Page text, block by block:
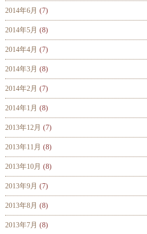
2014年6月 (7)
2014年5月 (8)
2014年4月 (7)
2014年3月 (8)
2014年2月 (7)
2014年1月 (8)
2013年12月 (7)
2013年11月 (8)
2013年10月 (8)
2013年9月 (7)
2013年8月 (8)
2013年7月 (8)